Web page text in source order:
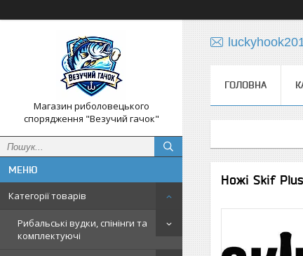
Магазин риболовецького
спорядження "Везучий гачок"
Категорії товарів
Рибальські вудки, спінінги та
комплектуючі
ГОЛОВНА
Ножі Skif Plus